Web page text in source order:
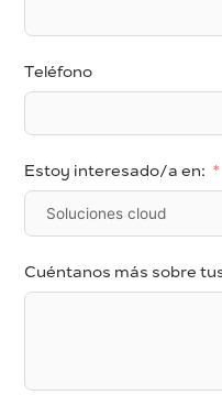
Teléfono
Estoy interesado/a en:
Cuéntanos más sobre